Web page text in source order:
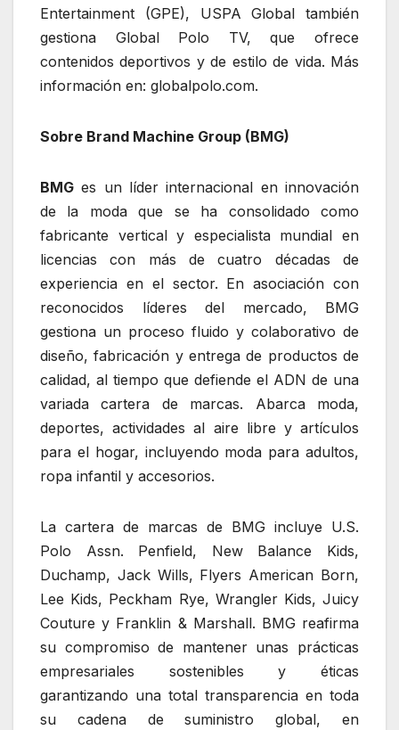
Entertainment (GPE), USPA Global también
gestiona Global Polo TV, que ofrece
contenidos deportivos y de estilo de vida. Más
información en: globalpolo.com.
Sobre Brand Machine Group (BMG)
BMG es un líder internacional en innovación
de la moda que se ha consolidado como
fabricante vertical y especialista mundial en
licencias con más de cuatro décadas de
experiencia en el sector. En asociación con
reconocidos líderes del mercado, BMG
gestiona un proceso fluido y colaborativo de
diseño, fabricación y entrega de productos de
calidad, al tiempo que defiende el ADN de una
variada cartera de marcas. Abarca moda,
deportes, actividades al aire libre y artículos
para el hogar, incluyendo moda para adultos,
ropa infantil y accesorios.
La cartera de marcas de BMG incluye U.S.
Polo Assn. Penfield, New Balance Kids,
Duchamp, Jack Wills, Flyers American Born,
Lee Kids, Peckham Rye, Wrangler Kids, Juicy
Couture y Franklin & Marshall. BMG reafirma
su compromiso de mantener unas prácticas
empresariales sostenibles y éticas
garantizando una total transparencia en toda
su cadena de suministro global, en